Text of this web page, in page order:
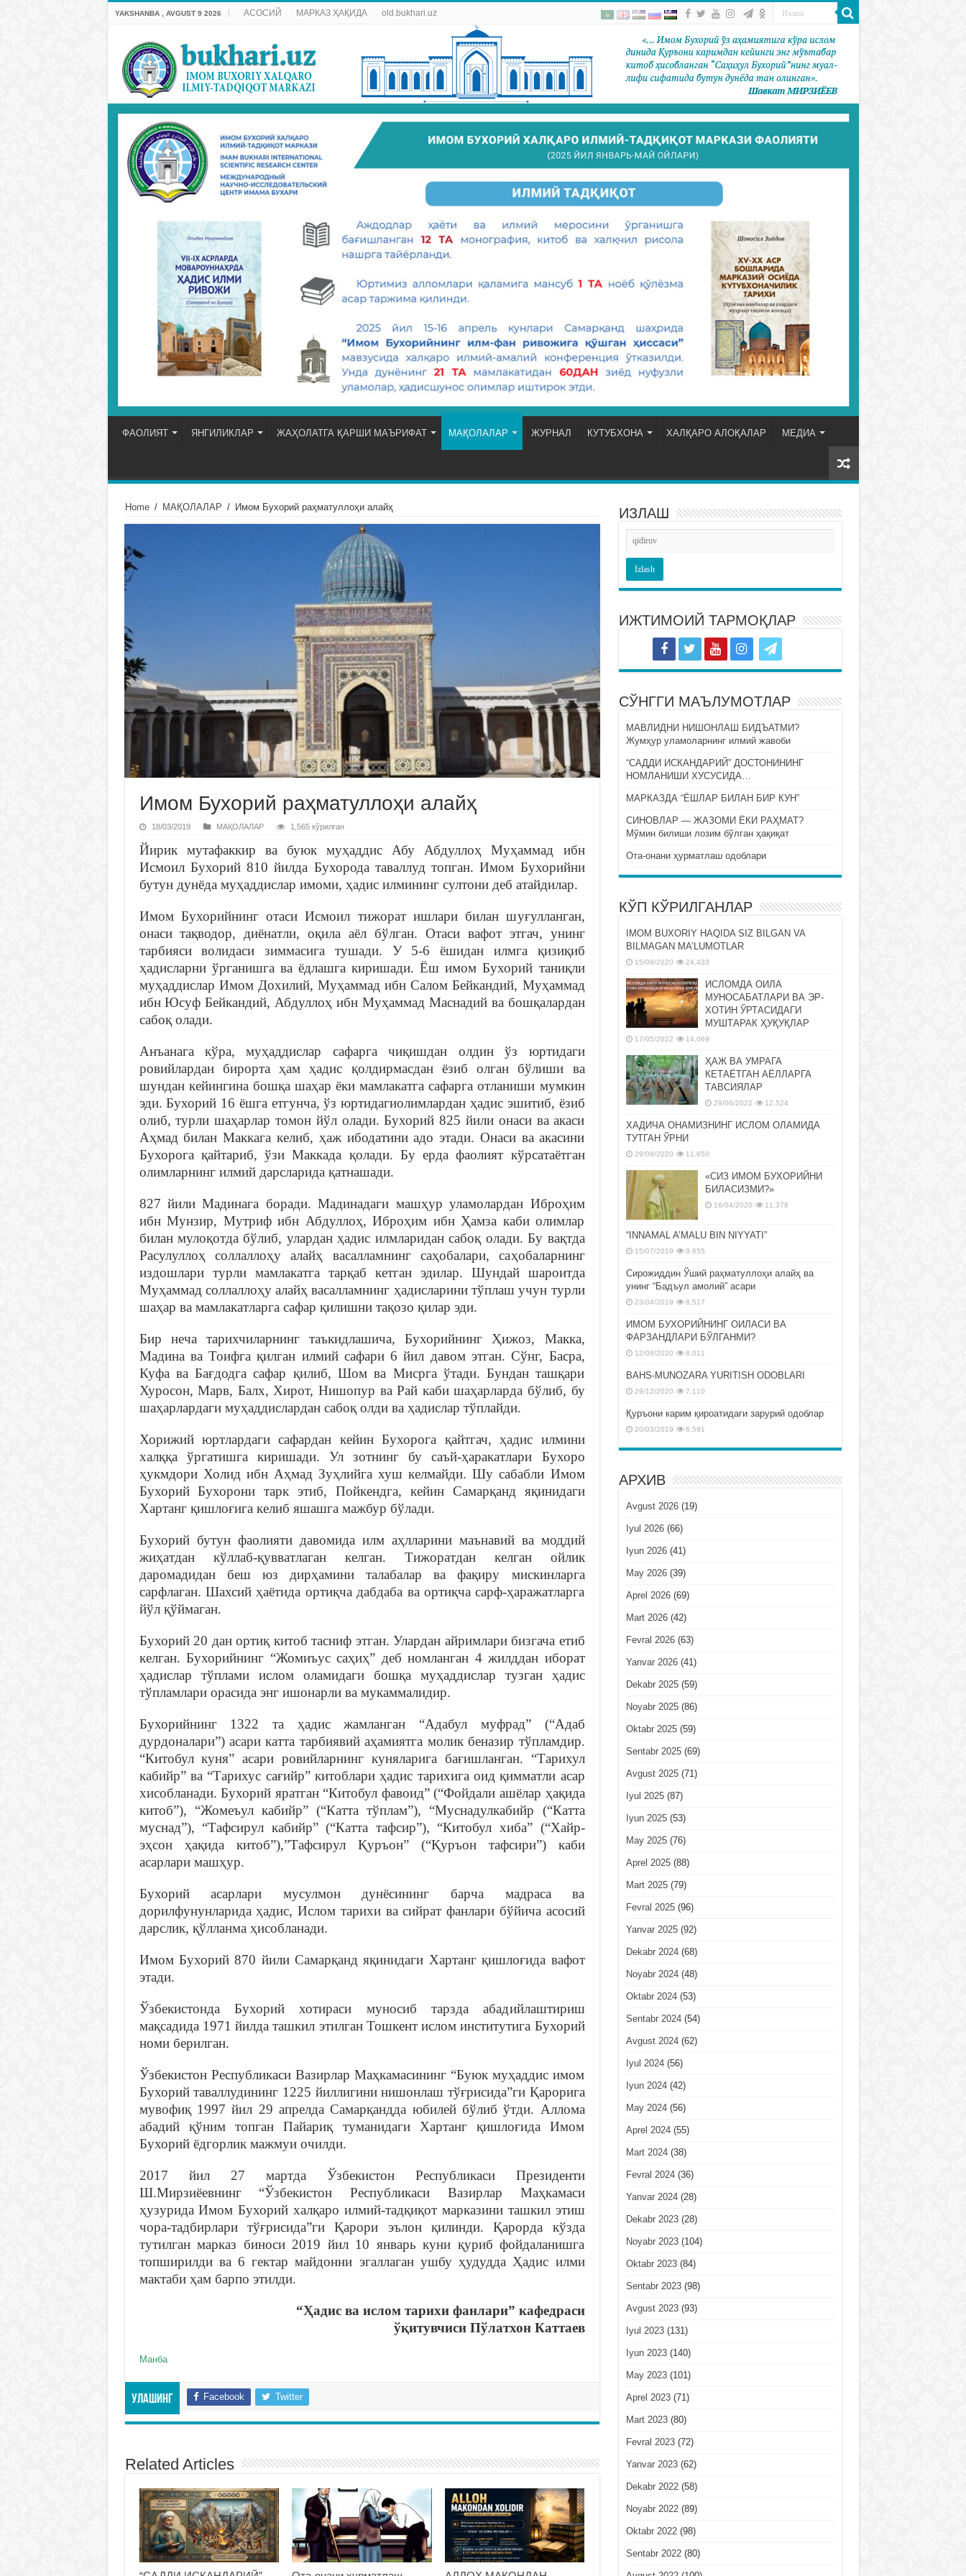
YAKSHANBA , AVGUST 9 2026 АСОСИЙ МАРКАЗ ҲАҚИДА old.bukhari.uz
ФАОЛИЯТ ЯНГИЛИКЛАР ЖАҲОЛАТГА ҚАРШИ МАЪРИФАТ МАҚОЛАЛАР ЖУРНАЛ КУТУБХОНА ХАЛҚАРО АЛОҚАЛАР МЕДИА
Home / МАҚОЛАЛАР / Имом Бухорий раҳматуллоҳи алайҳ
Имом Бухорий раҳматуллоҳи алайҳ
18/03/2019 МАҚОЛАЛАР 1,565 кўрилган
Йирик мутафаккир ва буюк муҳаддис Абу Абдуллоҳ Муҳаммад ибн
Исмоил Бухорий 810 йилда Бухорода таваллуд топган. Имом Бухорийни
бутун дунёда муҳаддислар имоми, ҳадис илмининг султони деб атайдилар.
Имом Бухорийнинг отаси Исмоил тижорат ишлари билан шуғулланган,
онаси тақводор, диёнатли, оқила аёл бўлган. Отаси вафот этгач, унинг
тарбияси волидаси зиммасига тушади. У 5-6 ёшидан илмга қизиқиб
ҳадисларни ўрганишга ва ёдлашга киришади. Ёш имом Бухорий таниқли
муҳаддислар Имом Дохилий, Муҳаммад ибн Салом Бейкандий, Муҳаммад
ибн Юсуф Бейкандий, Абдуллоҳ ибн Муҳаммад Маснадий ва бошқалардан
сабоқ олади.
Анъанага кўра, муҳаддислар сафарга чиқишдан олдин ўз юртидаги
ровийлардан бирорта ҳам ҳадис қолдирмасдан ёзиб олган бўлиши ва
шундан кейингина бошқа шаҳар ёки мамлакатга сафарга отланиши мумкин
эди. Бухорий 16 ёшга етгунча, ўз юртидагиолимлардан ҳадис эшитиб, ёзиб
олиб, турли шаҳарлар томон йўл олади. Бухорий 825 йили онаси ва акаси
Аҳмад билан Маккага келиб, ҳаж ибодатини адо этади. Онаси ва акасини
Бухорога қайтариб, ўзи Маккада қолади. Бу ерда фаолият кўрсатаётган
олимларнинг илмий дарсларида қатнашади.
827 йили Мадинага боради. Мадинадаги машҳур уламолардан Иброҳим
ибн Мунзир, Мутриф ибн Абдуллоҳ, Иброҳим ибн Ҳамза каби олимлар
билан мулоқотда бўлиб, улардан ҳадис илмларидан сабоқ олади. Бу вақтда
Расулуллоҳ соллаллоҳу алайҳ васалламнинг саҳобалари, саҳобаларнинг
издошлари турли мамлакатга тарқаб кетган эдилар. Шундай шароитда
Муҳаммад соллаллоҳу алайҳ васалламнинг ҳадисларини тўплаш учун турли
шаҳар ва мамлакатларга сафар қилишни тақозо қилар эди.
Бир неча тарихчиларнинг таъкидлашича, Бухорийнинг Ҳижоз, Макка,
Мадина ва Тоифга қилган илмий сафари 6 йил давом этган. Сўнг, Басра,
Куфа ва Бағдодга сафар қилиб, Шом ва Мисрга ўтади. Бундан ташқари
Хуросон, Марв, Балх, Хирот, Нишопур ва Рай каби шаҳарларда бўлиб, бу
шаҳарлардаги муҳаддислардан сабоқ олди ва ҳадислар тўплайди.
Хорижий юртлардаги сафардан кейин Бухорога қайтгач, ҳадис илмини
халққа ўргатишга киришади. Ул зотнинг бу саъй-ҳаракатлари Бухоро
ҳукмдори Холид ибн Аҳмад Зуҳлийга хуш келмайди. Шу сабабли Имом
Бухорий Бухорони тарк этиб, Пойкендга, кейин Самарқанд яқинидаги
Хартанг қишлоғига келиб яшашга мажбур бўлади.
Бухорий бутун фаолияти давомида илм аҳлларини маънавий ва моддий
жиҳатдан кўллаб-қувватлаган келган. Тижоратдан келган ойлик
даромадидан беш юз дирҳамини талабалар ва фақиру мискинларга
сарфлаган. Шахсий ҳаётида ортиқча дабдаба ва ортиқча сарф-ҳаражатларга
йўл қўймаган.
Бухорий 20 дан ортиқ китоб тасниф этган. Улардан айримлари бизгача етиб
келган. Бухорийнинг “Жомиъус саҳиҳ” деб номланган 4 жилддан иборат
ҳадислар тўплами ислом оламидаги бошқа муҳаддислар тузган ҳадис
тўпламлари орасида энг ишонарли ва мукаммалидир.
Бухорийнинг 1322 та ҳадис жамланган “Адабул муфрад” (“Адаб
дурдоналари”) асари катта тарбиявий аҳамиятга молик беназир тўпламдир.
“Китобул куня” асари ровийларнинг куняларига бағишланган. “Тарихул
кабийр” ва “Тарихус сағийр” китоблари ҳадис тарихига оид қимматли асар
хисобланади. Бухорий яратган “Китобул фавоид” (“Фойдали ашёлар ҳақида
китоб”), “Жомеъул кабийр” (“Катта тўплам”), “Муснадулкабийр (“Катта
муснад”), “Тафсирул кабийр” (“Катта тафсир”), “Китобул хиба” (“Хайр-
эҳсон ҳақида китоб”),”Тафсирул Қуръон” (“Қуръон тафсири”) каби
асарлари машҳур.
Бухорий асарлари мусулмон дунёсининг барча мадраса ва
дорилфунунларида ҳадис, Ислом тарихи ва сийрат фанлари бўйича асосий
дарслик, қўлланма ҳисобланади.
Имом Бухорий 870 йили Самарқанд яқинидаги Хартанг қишлоғида вафот
этади.
Ўзбекистонда Бухорий хотираси муносиб тарзда абадийлаштириш
мақсадида 1971 йилда ташкил этилган Тошкент ислом институтига Бухорий
номи берилган.
Ўзбекистон Республикаси Вазирлар Маҳкамасининг “Буюк муҳаддис имом
Бухорий таваллудининг 1225 йиллигини нишонлаш тўғрисида”ги Қарорига
мувофиқ 1997 йил 29 апрелда Самарқандда юбилей бўлиб ўтди. Аллома
абадий қўним топган Пайариқ туманидаги Хартанг қишлоғида Имом
Бухорий ёдгорлик мажмуи очилди.
2017 йил 27 мартда Ўзбекистон Республикаси Президенти
Ш.Мирзиёевнинг “Ўзбекистон Республикаси Вазирлар Маҳкамаси
ҳузурида Имом Бухорий халқаро илмий-тадқиқот марказини ташкил этиш
чора-тадбирлари тўғрисида”ги Қарори эълон қилинди. Қарорда кўзда
тутилган марказ биноси 2019 йил 10 январь куни қуриб фойдаланишга
топширилди ва 6 гектар майдонни эгаллаган ушбу ҳудудда Ҳадис илми
мактаби ҳам барпо этилди.
“Ҳадис ва ислом тарихи фанлари” кафедраси
ўқитувчиси Пўлатхон Каттаев
Манба
Улашинг Facebook Twitter
Related Articles
ИЗЛАШ
ИЖТИМОИЙ ТАРМОҚЛАР
СЎНГГИ МАЪЛУМОТЛАР
МАВЛИДНИ НИШОНЛАШ БИДЪАТМИ?
Жумҳур уламоларнинг илмий жавоби
“САДДИ ИСКАНДАРИЙ” ДОСТОНИНИНГ
НОМЛАНИШИ ХУСУСИДА…
МАРКАЗДА “ЁШЛАР БИЛАН БИР КУН”
СИНОВЛАР — ЖАЗОМИ ЁКИ РАҲМАТ?
Мўмин билиши лозим бўлган ҳақиқат
Ота-онани ҳурматлаш одоблари
КЎП КЎРИЛГАНЛАР
IMOM BUXORIY HAQIDA SIZ BILGAN VA
BILMAGAN MA’LUMOTLAR
15/09/2020 24,433
ИСЛОМДА ОИЛА
МУНОСАБАТЛАРИ ВА ЭР-
ХОТИН ЎРТАСИДАГИ
МУШТАРАК ҲУҚУҚЛАР
17/05/2022 14,069
ҲАЖ ВА УМРАГА
КЕТАЁТГАН АЁЛЛАРГА
ТАВСИЯЛАР
29/06/2022 12,524
ХАДИЧА ОНАМИЗНИНГ ИСЛОМ ОЛАМИДА
ТУТГАН ЎРНИ
29/09/2020 11,650
«СИЗ ИМОМ БУХОРИЙНИ
БИЛАСИЗМИ?»
16/04/2020 11,378
“INNAMAL A’MALU BIN NIYYATI”
15/07/2019 9,655
Сирожиддин Ўший раҳматуллоҳи алайҳ ва
унинг “Бадъул амолий” асари
23/04/2019 8,517
ИМОМ БУХОРИЙНИНГ ОИЛАСИ ВА
ФАРЗАНДЛАРИ БЎЛГАНМИ?
12/08/2020 8,011
BAHS-MUNOZARA YURITISH ODOBLARI
29/12/2020 7,110
Қуръони карим қироатидаги зарурий одоблар
20/03/2019 6,591
АРХИВ
Avgust 2026(19)
Iyul 2026(66)
Iyun 2026(41)
May 2026(39)
Aprel 2026(69)
Mart 2026(42)
Fevral 2026(63)
Yanvar 2026(41)
Dekabr 2025(59)
Noyabr 2025(86)
Oktabr 2025(59)
Sentabr 2025(69)
Avgust 2025(71)
Iyul 2025(87)
Iyun 2025(53)
May 2025(76)
Aprel 2025(88)
Mart 2025(79)
Fevral 2025(96)
Yanvar 2025(92)
Dekabr 2024(68)
Noyabr 2024(48)
Oktabr 2024(53)
Sentabr 2024(54)
Avgust 2024(62)
Iyul 2024(56)
Iyun 2024(42)
May 2024(56)
Aprel 2024(55)
Mart 2024(38)
Fevral 2024(36)
Yanvar 2024(28)
Dekabr 2023(28)
Noyabr 2023(104)
Oktabr 2023(84)
Sentabr 2023(98)
Avgust 2023(93)
Iyul 2023(131)
Iyun 2023(140)
May 2023(101)
Aprel 2023(71)
Mart 2023(80)
Fevral 2023(72)
Yanvar 2023(62)
Dekabr 2022(58)
Noyabr 2022(89)
Oktabr 2022(98)
Sentabr 2022(80)